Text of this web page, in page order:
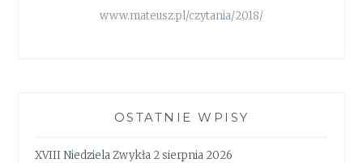
www.mateusz.pl/czytania/2018/
OSTATNIE WPISY
XVIII Niedziela Zwykła 2 sierpnia 2026